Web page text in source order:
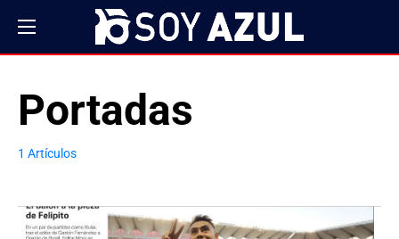
Portadas
1 Artículos